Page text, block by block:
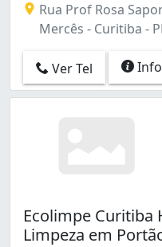
Rua Prof Rosa
Mercês - Curitiba -
Ver Tel Info
Ecolimpe Curitiba
Limpeza em